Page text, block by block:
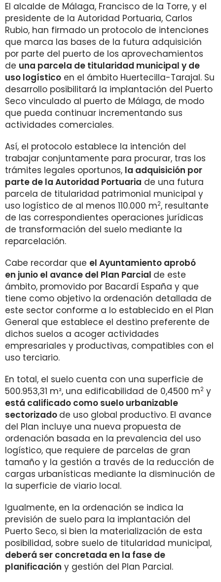
El alcalde de Málaga, Francisco de la Torre, y el
presidente de la Autoridad Portuaria, Carlos
Rubio, han firmado un protocolo de intenciones
que marca las bases de la futura adquisición
por parte del puerto de los aprovechamientos
de una parcela de titularidad municipal y de
uso logístico en el ámbito Huertecilla-Tarajal. Su
desarrollo posibilitará la implantación del Puerto
Seco vinculado al puerto de Málaga, de modo
que pueda continuar incrementando sus
actividades comerciales.
Así, el protocolo establece la intención del
trabajar conjuntamente para procurar, tras los
trámites legales oportunos, la adquisición por
parte de la Autoridad Portuaria de una futura
parcela de titularidad patrimonial municipal y
uso logístico de al menos 110.000 m2, resultante
de las correspondientes operaciones jurídicas
de transformación del suelo mediante la
reparcelación.
Cabe recordar que el Ayuntamiento aprobó
en junio el avance del Plan Parcial de este
ámbito, promovido por Bacardí España y que
tiene como objetivo la ordenación detallada de
este sector conforme a lo establecido en el Plan
General que establece el destino preferente de
dichos suelos a acoger actividades
empresariales y productivas, compatibles con el
uso terciario.
En total, el suelo cuenta con una superficie de
500.953,31 m², una edificabilidad de 0,4500 m2 y
está calificado como suelo urbanizable
sectorizado de uso global productivo. El avance
del Plan incluye una nueva propuesta de
ordenación basada en la prevalencia del uso
logístico, que requiere de parcelas de gran
tamaño y la gestión a través de la reducción de
cargas urbanísticas mediante la disminución de
la superficie de viario local.
Igualmente, en la ordenación se indica la
previsión de suelo para la implantación del
Puerto Seco, si bien la materialización de esta
posibilidad, sobre suelo de titularidad municipal,
deberá ser concretada en la fase de
planificación y gestión del Plan Parcial.